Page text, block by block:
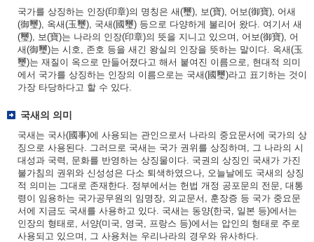
국가를 상징하는 인장(印章)의 명칭은 새(璽), 보(寶), 어보(御寶), 어새
(御璽), 옥새(玉璽), 국새(國璽) 등으로 다양하게 불리어 왔다. 여기서 새
(璽), 보(寶)는 나라의 인장(印章)의 뜻을 지니고 있으며, 어보(御寶), 어
새(御璽)는 시호, 존호 등을 새긴 왕실의 인장을 뜻하는 말이다. 옥새(玉
璽)는 재질이 옥으로 만들어졌다고 해서 붙여진 이름으로, 현대적 의미
에서 국가를 상징하는 인장의 이름으로는 국새(國璽)라고 표기하는 것이
가장 타당하다고 할 수 있다.
국새의 의미
국새는 국사(國事)에 사용되는 관인으로서 나라의 중요문서에 국가의 상
징으로 사용된다. 그러므로 국새는 국가 권위를 상징하며, 그 나라의 시
대성과 국력, 문화를 반영하는 상징물이다. 국권의 상징인 국새가 가진
불가침의 권위와 신성성은 다소 퇴색하였으나, 오늘날에도 국새의 상징
적 의미는 그대로 존재한다. 정부에서는 헌법 개정 공포문의 전문, 대통
령이 임용하는 국가공무원의 임명장, 외교문서, 훈장증 등 국가 중요문
서에 지금도 국새를 사용하고 있다. 국새는 동양(한국, 일본 등)에서는
인장의 형태로, 서양(미국, 영국, 프랑스 등)에서는 압인의 형태로 주로
사용되고 있으며, 그 사용처는 우리나라의 경우와 유사하다.